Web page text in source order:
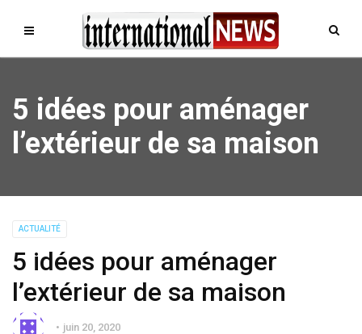
5 idées pour aménager
l’extérieur de sa maison
ACTUALITÉ
5 idées pour aménager
l’extérieur de sa maison
juin 20, 2020